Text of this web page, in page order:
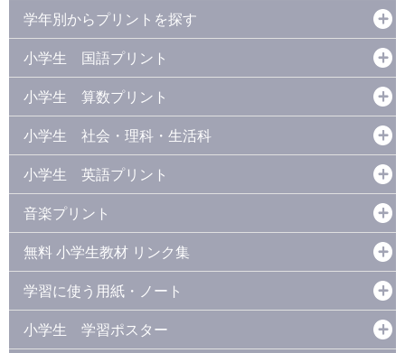
学年別からプリントを探す
小学生 国語プリント
小学生 算数プリント
小学生 社会・理科・生活科
小学生 英語プリント
音楽プリント
無料 小学生教材 リンク集
学習に使う用紙・ノート
小学生 学習ポスター